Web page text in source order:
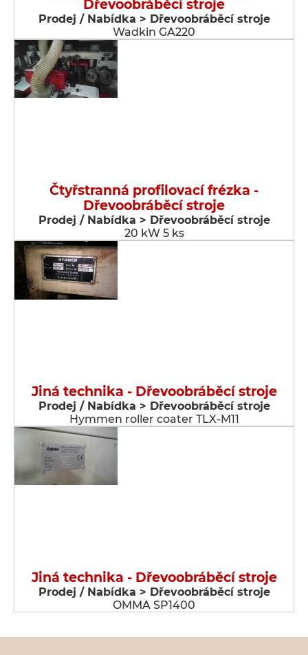
Dřevoobráběcí stroje
Prodej / Nabídka > Dřevoobráběcí stroje
Wadkin GA220
Čtyřstranná profilovací frézka -
Dřevoobráběcí stroje
Prodej / Nabídka > Dřevoobráběcí stroje
20 kW 5 ks
Jiná technika - Dřevoobráběcí stroje
Prodej / Nabídka > Dřevoobráběcí stroje
Hymmen roller coater TLX-M11
Jiná technika - Dřevoobráběcí stroje
Prodej / Nabídka > Dřevoobráběcí stroje
OMMA SP1400